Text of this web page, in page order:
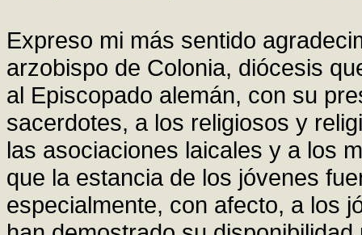
Expreso mi más sentido
arzobispo de Colonia, diócesis
al Episcopado alemán, con su
sacerdotes, a los religiosos y
las asociaciones laicales y a los
que la estancia de los jóvenes
especialmente, con afecto, a los